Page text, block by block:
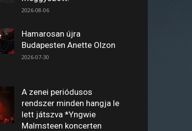
2026-08-06
Hamarosan újra
Budapesten Anette Olzon
2026-07-30
A zenei periódusos
rendszer minden hangja le
lett játszva *Yngwie
Malmsteen koncerten